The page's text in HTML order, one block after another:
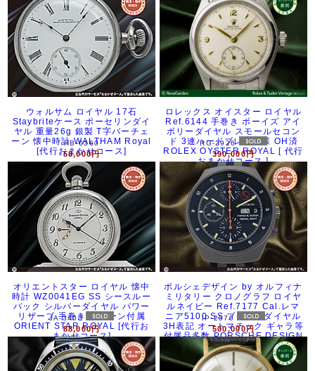
ウォルサム ロイヤル 17石
Staybriteケース ポーセリンダイ
ヤル 重量26g 銀製 T字バーチェ
ーン 懐中時計 WALTHAM Royal
[代行おまかせコース]
HB-0360
58,000円
ロレックス オイスター ロイヤル
Ref.6144 手巻き ボーイズ アイ
ボリーダイヤル スモールセコン
ド 3連ハードブレス仕様 OH済
ROLEX OYSTER ROYAL [ 代行
おまかせコース ]
RG-2926
390,000円
オリエントスター ロイヤル 懐中
時計 WZ0041EG SS シースルー
バック シルバーダイヤル パワー
リザーブ 手巻き チェーン付属
ORIENT STAR ROYAL [代行お
まかせコース]
JA-3403
88,000円
ポルシェデザイン by オルフィナ
ミリタリー クロノグラフ ロイヤ
ルネイビー Ref.7177 Cal.レマ
ニア5100 SS ブラックダイヤル
3H表記 オートマチック ギャラ等
付属品多数 PORSCHE DESIGN
by ORFINA ROYAL NAVY 3H
MILITARY CHRONOGRAPH [代
行おまかせコース]
IP-2570
500,000円